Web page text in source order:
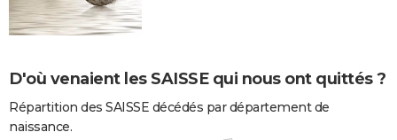
D'où venaient les SAISSE qui nous ont quittés ?
Répartition des SAISSE décédés par département de
naissance.